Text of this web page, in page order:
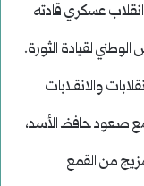
على السلطة عام 1963 عبر انقلاب عسكري قادته
لقيادة الثورة.
والانقلابات
التي بلغت ذروتها في عام 1970 مع صعود حافظ الأسد،
من القمع